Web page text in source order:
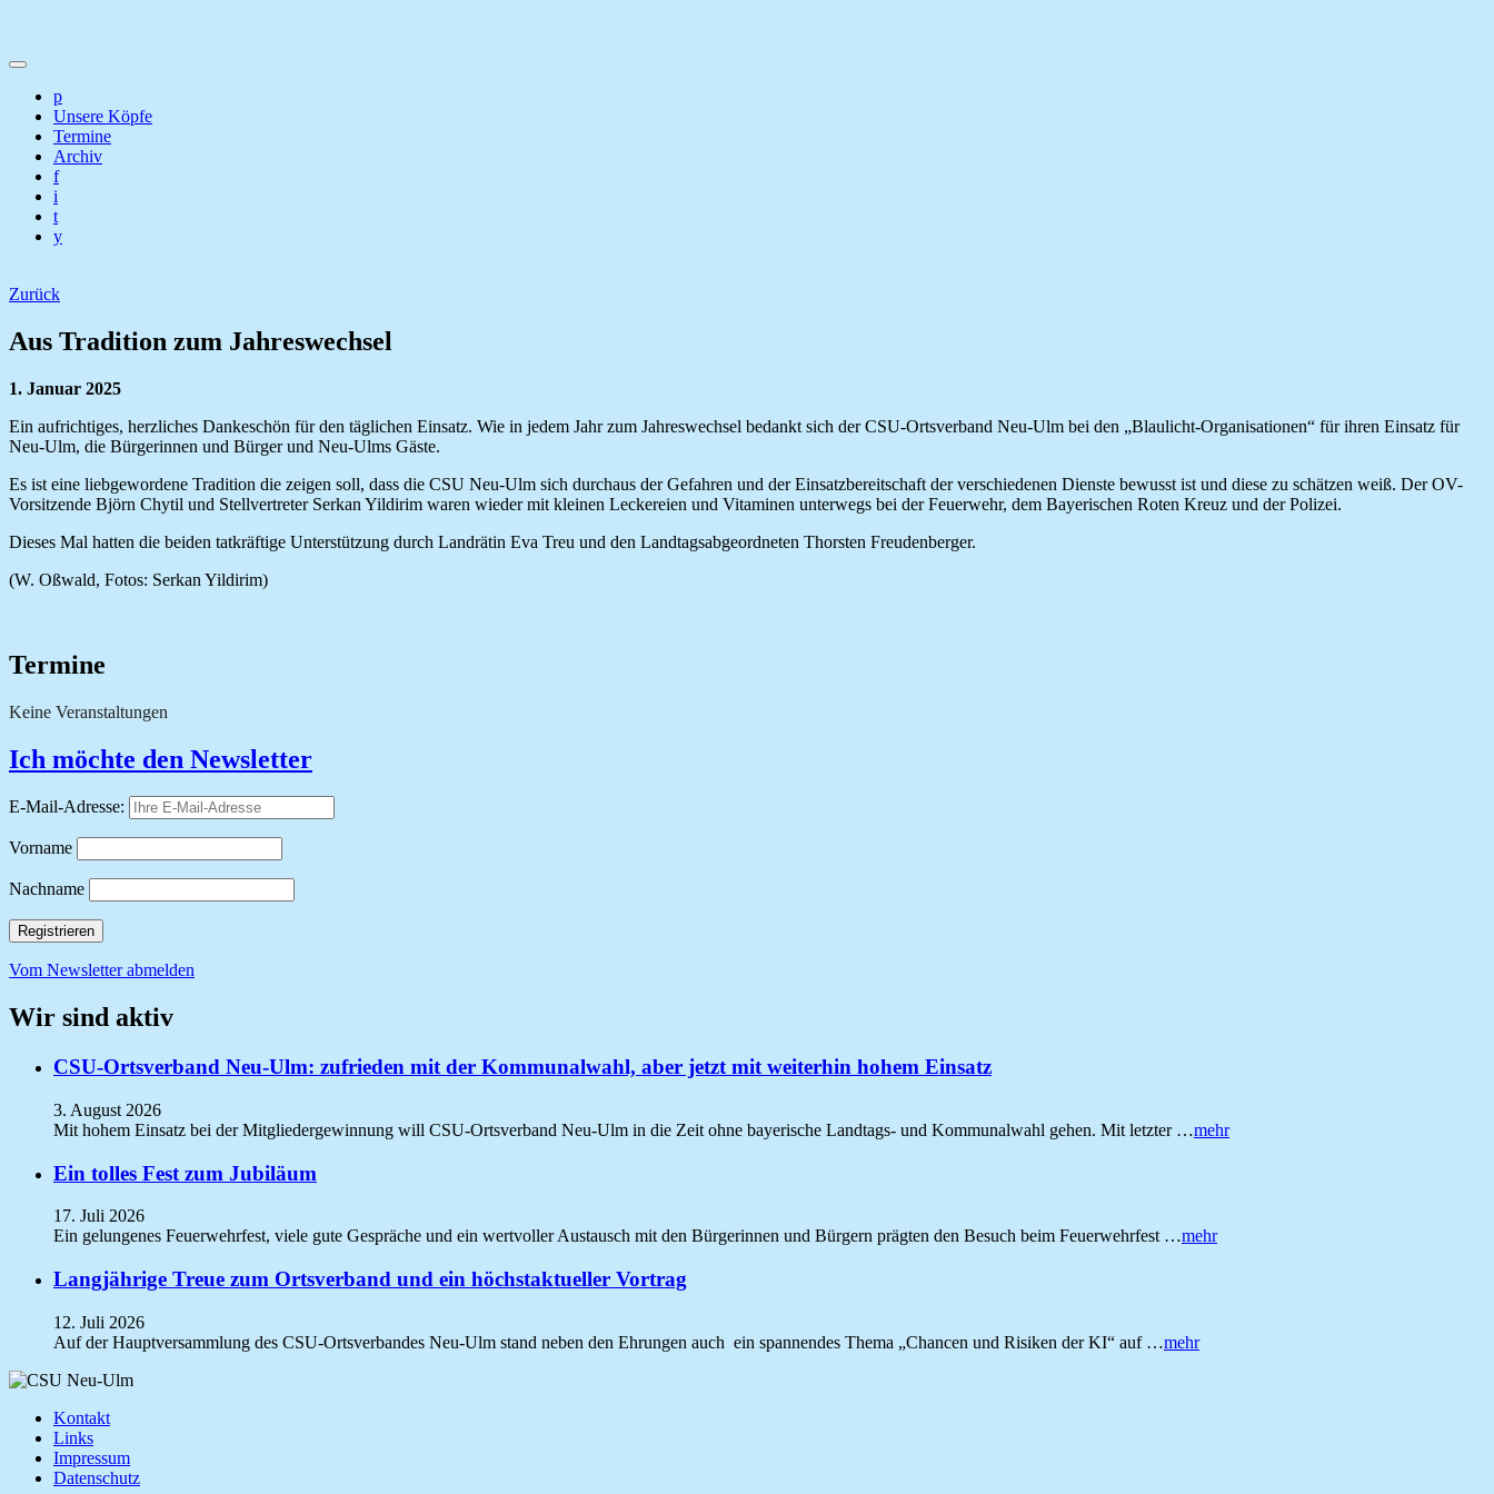
p
Unsere Köpfe
Termine
Archiv
f
i
t
y
Zurück
Aus Tradition zum Jahreswechsel
1. Januar 2025
Ein aufrichtiges, herzliches Dankeschön für den täglichen Einsatz. Wie in jedem Jahr zum Jahreswechsel bedankt sich der CSU-Ortsverband Neu-Ulm bei den „Blaulicht-Organisationen“ für ihren Einsatz für
Neu-Ulm, die Bürgerinnen und Bürger und Neu-Ulms Gäste.
Es ist eine liebgewordene Tradition die zeigen soll, dass die CSU Neu-Ulm sich durchaus der Gefahren und der Einsatzbereitschaft der verschiedenen Dienste bewusst ist und diese zu schätzen weiß. Der OV-
Vorsitzende Björn Chytil und Stellvertreter Serkan Yildirim waren wieder mit kleinen Leckereien und Vitaminen unterwegs bei der Feuerwehr, dem Bayerischen Roten Kreuz und der Polizei.
Dieses Mal hatten die beiden tatkräftige Unterstützung durch Landrätin Eva Treu und den Landtagsabgeordneten Thorsten Freudenberger.
(W. Oßwald, Fotos: Serkan Yildirim)
Termine
Keine Veranstaltungen
Ich möchte den Newsletter
E-Mail-Adresse:
Vorname
Nachname
Vom Newsletter abmelden
Wir sind aktiv
CSU-Ortsverband Neu-Ulm: zufrieden mit der Kommunalwahl, aber jetzt mit weiterhin hohem Einsatz
3. August 2026
Mit hohem Einsatz bei der Mitgliedergewinnung will CSU-Ortsverband Neu-Ulm in die Zeit ohne bayerische Landtags- und Kommunalwahl gehen. Mit letzter …mehr
Ein tolles Fest zum Jubiläum
17. Juli 2026
Ein gelungenes Feuerwehrfest, viele gute Gespräche und ein wertvoller Austausch mit den Bürgerinnen und Bürgern prägten den Besuch beim Feuerwehrfest …mehr
Langjährige Treue zum Ortsverband und ein höchstaktueller Vortrag
12. Juli 2026
Auf der Hauptversammlung des CSU-Ortsverbandes Neu-Ulm stand neben den Ehrungen auch ein spannendes Thema „Chancen und Risiken der KI“ auf …mehr
Kontakt
Links
Impressum
Datenschutz